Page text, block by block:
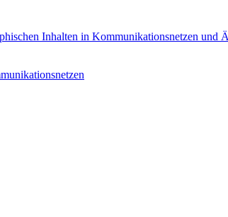
Inhalten in Kommunikationsnetzen und